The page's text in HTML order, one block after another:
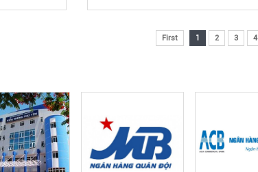
First 1 2 3 4